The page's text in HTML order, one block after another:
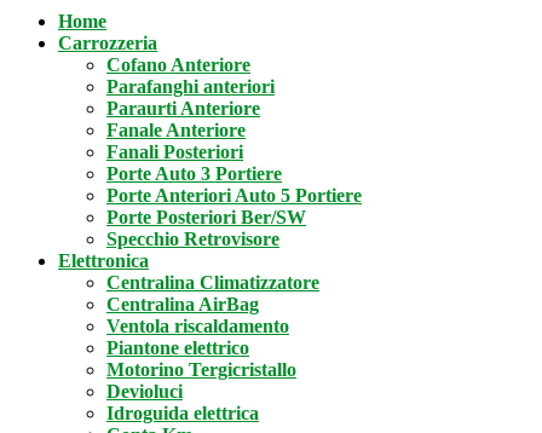
Home
Carrozzeria
Cofano Anteriore
Parafanghi anteriori
Paraurti Anteriore
Fanale Anteriore
Fanali Posteriori
Porte Auto 3 Portiere
Porte Anteriori Auto 5 Portiere
Porte Posteriori Ber/SW
Specchio Retrovisore
Elettronica
Centralina Climatizzatore
Centralina AirBag
Ventola riscaldamento
Piantone elettrico
Motorino Tergicristallo
Devioluci
Idroguida elettrica